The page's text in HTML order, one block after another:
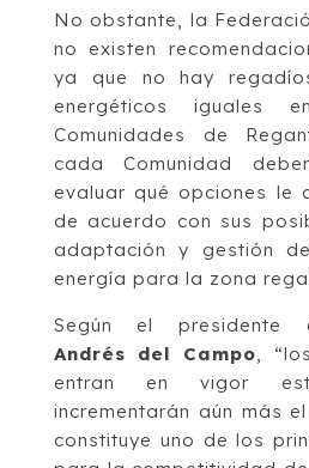
No obstante, la
no existen
ya que no hay
energéticos iguales
Comunidades de
cada Comunidad
evaluar qué opciones le
de acuerdo con sus
adaptación y gestión
energía para la zona
Según el presidente
Andrés del Campo,
entran en vigor
incrementarán aún más
constituye uno de los